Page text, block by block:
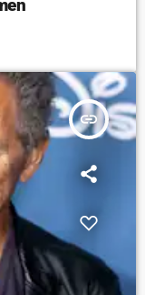
insert_link